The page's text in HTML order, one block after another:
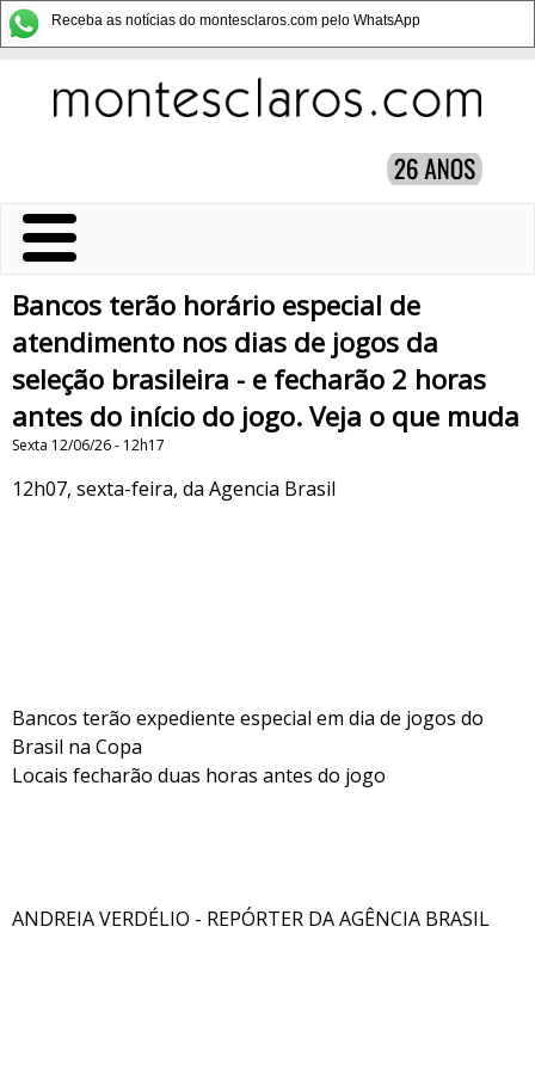
Receba as notícias do montesclaros.com pelo WhatsApp
Bancos terão horário especial de
atendimento nos dias de jogos da
seleção brasileira - e fecharão 2 horas
antes do início do jogo. Veja o que muda
Sexta 12/06/26 - 12h17
12h07, sexta-feira, da Agencia Brasil
Bancos terão expediente especial em dia de jogos do
Brasil na Copa
Locais fecharão duas horas antes do jogo
ANDREIA VERDÉLIO - REPÓRTER DA AGÊNCIA BRASIL